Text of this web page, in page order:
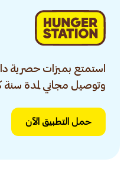
استمتع بميزات
وتوصيل مجاني لمدة سنة
حمل التطبيق الآن